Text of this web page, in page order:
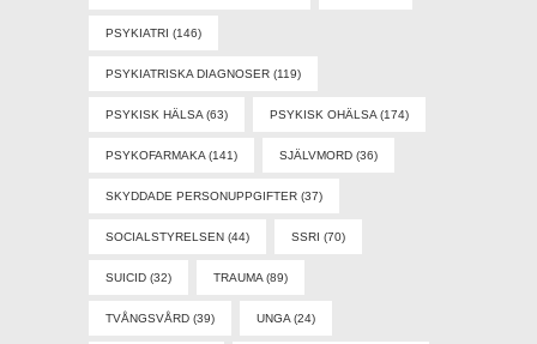
PSYKIATRI (146)
PSYKIATRISKA DIAGNOSER (119)
PSYKISK HÄLSA (63) PSYKISK OHÄLSA (174)
PSYKOFARMAKA (141) SJÄLVMORD (36)
SKYDDADE PERSONUPPGIFTER (37)
SOCIALSTYRELSEN (44) SSRI (70)
SUICID (32) TRAUMA (89)
TVÅNGSVÅRD (39) UNGA (24)